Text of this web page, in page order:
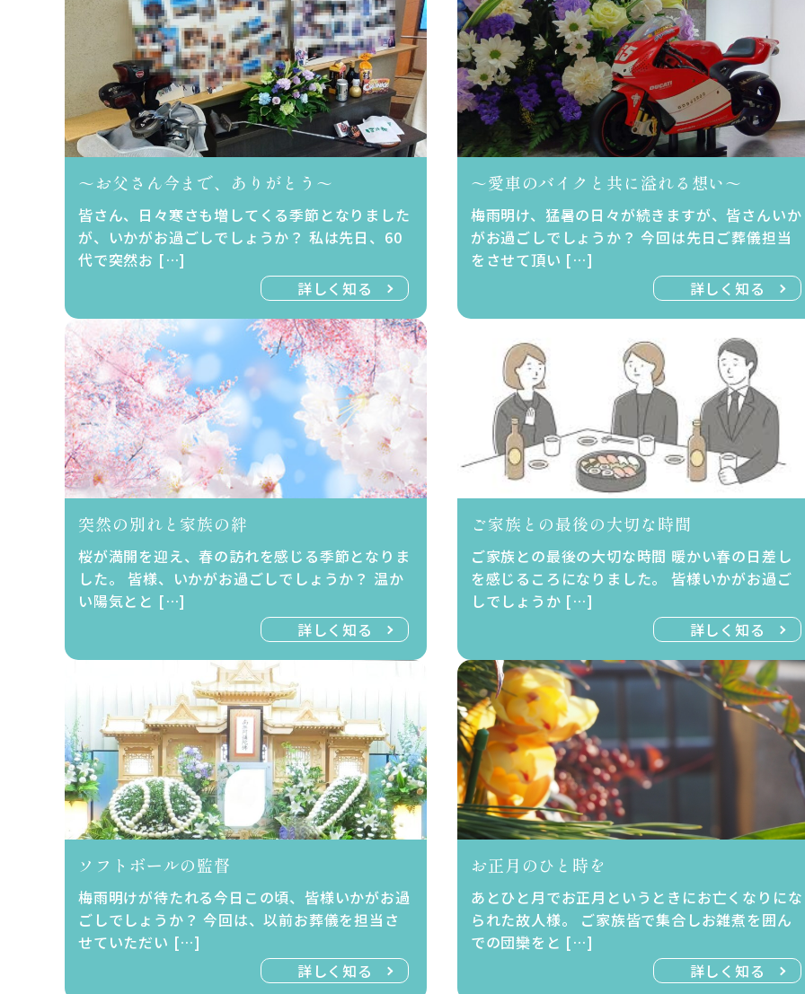
～お父さん今まで、ありがとう～
皆さん、日々寒さも増してくる季節となりました
が、いかがお過ごしでしょうか？ 私は先日、60
代で突然お […]
詳しく知る
～愛車のバイクと共に溢れる想い～
梅雨明け、猛暑の日々が続きますが、皆さんいか
がお過ごしでしょうか？ 今回は先日ご葬儀担当
をさせて頂い […]
詳しく知る
突然の別れと家族の絆
桜が満開を迎え、春の訪れを感じる季節となりま
した。 皆様、いかがお過ごしでしょうか？ 温か
い陽気とと […]
詳しく知る
ご家族との最後の大切な時間
ご家族との最後の大切な時間 暖かい春の日差し
を感じるころになりました。 皆様いかがお過ご
しでしょうか […]
詳しく知る
ソフトボールの監督
梅雨明けが待たれる今日この頃、皆様いかがお過
ごしでしょうか？ 今回は、以前お葬儀を担当さ
せていただい […]
詳しく知る
お正月のひと時を
あとひと月でお正月というときにお亡くなりにな
られた故人様。 ご家族皆で集合しお雑煮を囲ん
での団欒をと […]
詳しく知る